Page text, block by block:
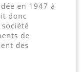
en 1947 à
donc
de
des